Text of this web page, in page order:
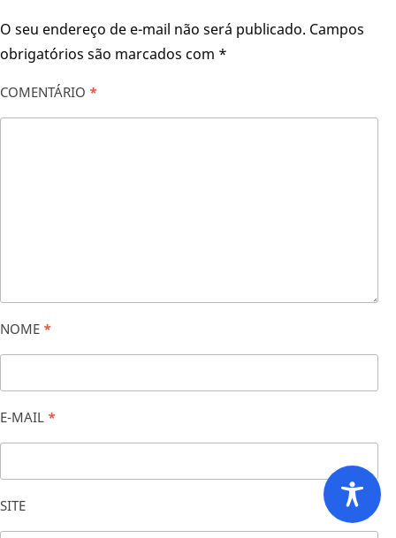
O seu endereço de e-mail não será publicado. Campos
obrigatórios são marcados com *
COMENTÁRIO *
NOME *
E-MAIL *
SITE